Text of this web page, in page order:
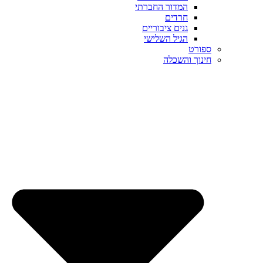
המדור החברתי
חרדים
גנים ציבוריים
הגיל השלישי
ספורט
חינוך והשכלה